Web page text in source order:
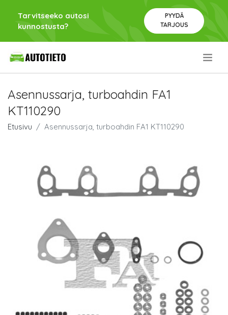
Tarvitseeko autosi
kunnostusta?
PYYDÄ
TARJOUS
Asennussarja, turboahdin FA1
KT110290
Etusivu Asennussarja, turboahdin FA1 KT110290